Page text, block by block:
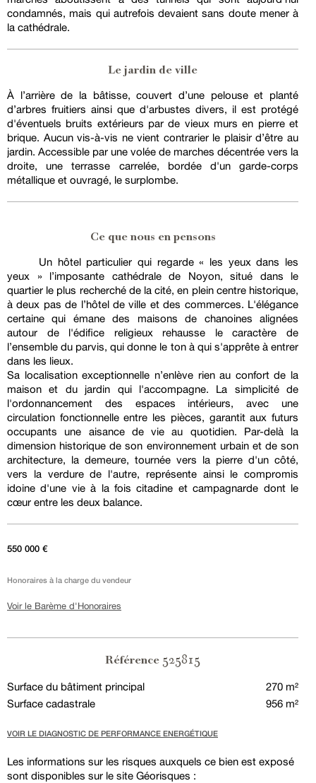
condamnés, mais qui autrefois devaient sans doute mener à
la cathédrale.
Le jardin de ville
À l’arrière de la bâtisse, couvert d’une pelouse et planté
d’arbres fruitiers ainsi que d'arbustes divers, il est protégé
d'éventuels bruits extérieurs par de vieux murs en pierre et
brique. Aucun vis-à-vis ne vient contrarier le plaisir d’être au
jardin. Accessible par une volée de marches décentrée vers la
droite, une terrasse carrelée, bordée d'un garde-corps
métallique et ouvragé, le surplombe.
Ce que nous en pensons
Un hôtel particulier qui regarde « les yeux dans les
yeux » l’imposante cathédrale de Noyon, situé dans le
quartier le plus recherché de la cité, en plein centre historique,
à deux pas de l’hôtel de ville et des commerces. L'élégance
certaine qui émane des maisons de chanoines alignées
autour de l'édifice religieux rehausse le caractère de
l’ensemble du parvis, qui donne le ton à qui s'apprête à entrer
dans les lieux.
Sa localisation exceptionnelle n’enlève rien au confort de la
maison et du jardin qui l'accompagne. La simplicité de
l'ordonnancement des espaces intérieurs, avec une
circulation fonctionnelle entre les pièces, garantit aux futurs
occupants une aisance de vie au quotidien. Par-delà la
dimension historique de son environnement urbain et de son
architecture, la demeure, tournée vers la pierre d'un côté,
vers la verdure de l'autre, représente ainsi le compromis
idoine d'une vie à la fois citadine et campagnarde dont le
cœur entre les deux balance.
550 000 €
Honoraires à la charge du vendeur
Voir le Barème d'Honoraires
Référence 525815
Surface du bâtiment principal
270 m²
Surface cadastrale
956 m²
VOIR LE DIAGNOSTIC DE PERFORMANCE ENERGÉTIQUE
Les informations sur les risques auxquels ce bien est exposé
sont disponibles sur le site Géorisques :